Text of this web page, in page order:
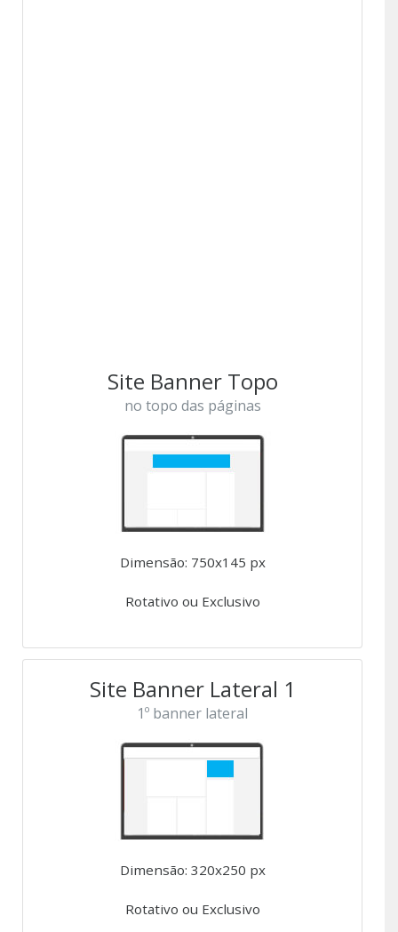
Site Banner Topo
no topo das páginas
Dimensão: 750x145 px
Rotativo ou Exclusivo
Site Banner Lateral 1
1º banner lateral
Dimensão: 320x250 px
Rotativo ou Exclusivo